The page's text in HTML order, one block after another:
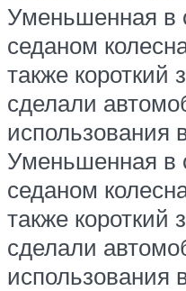
Уменьшенная в
седаном
также короткий
сделали
использования
Уменьшенная в
седаном
также короткий
сделали
использования